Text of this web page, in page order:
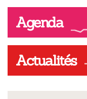
Agenda
Actualités